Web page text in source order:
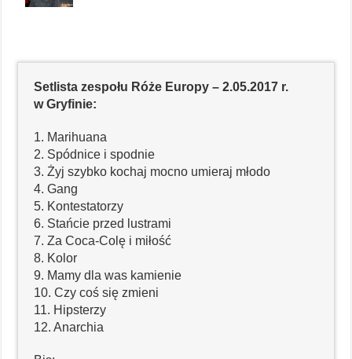
Setlista zespołu Róże Europy – 2.05.2017 r.
w Gryfinie:
1. Marihuana
2. Spódnice i spodnie
3. Żyj szybko kochaj mocno umieraj młodo
4. Gang
5. Kontestatorzy
6. Stańcie przed lustrami
7. Za Coca-Colę i miłość
8. Kolor
9. Mamy dla was kamienie
10. Czy coś się zmieni
11. Hipsterzy
12. Anarchia